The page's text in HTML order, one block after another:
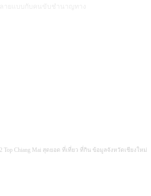
Top Chiang Mai สุดยอด ที่เที่ยว ที่กิน ข้อมูลจังหวัดเชียงใหม่